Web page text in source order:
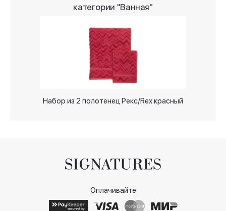
категории "Ванная"
Набор из 2 полотенец Рекс/Rex красный
Оплачивайте